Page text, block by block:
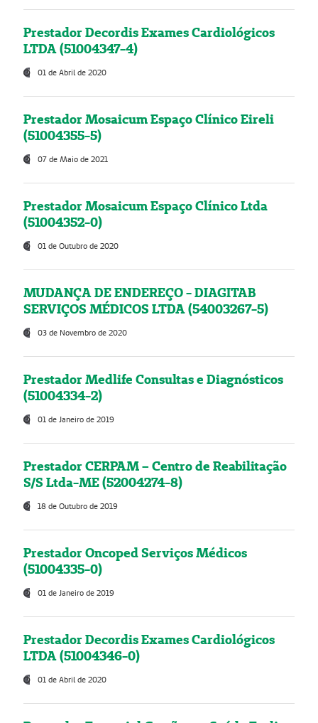
Prestador Decordis Exames Cardiológicos
LTDA (51004347-4)
01 de Abril de 2020
Prestador Mosaicum Espaço Clínico Eireli
(51004355-5)
07 de Maio de 2021
Prestador Mosaicum Espaço Clínico Ltda
(51004352-0)
01 de Outubro de 2020
MUDANÇA DE ENDEREÇO - DIAGITAB
SERVIÇOS MÉDICOS LTDA (54003267-5)
03 de Novembro de 2020
Prestador Medlife Consultas e Diagnósticos
(51004334-2)
01 de Janeiro de 2019
Prestador CERPAM – Centro de Reabilitação
S/S Ltda-ME (52004274-8)
18 de Outubro de 2019
Prestador Oncoped Serviços Médicos
(51004335-0)
01 de Janeiro de 2019
Prestador Decordis Exames Cardiológicos
LTDA (51004346-0)
01 de Abril de 2020